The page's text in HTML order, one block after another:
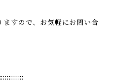
ますので、お気軽にお問い合